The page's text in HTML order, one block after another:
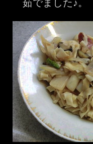
茹でました♪。